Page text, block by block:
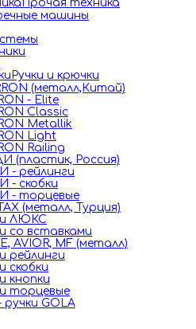
Прочая техника
машины
Ручки и крючки
(металл,Китай)
- Elite
Classic
Metallik
Light
Railing
(пластик, Россия)
- рейлинги
- скобки
- торцевые
(металл, Турция)
ЛЮКС
со вставками
AVIOR, MF (металл)
рейлинги
скобки
кнопки
торцевые
GOLA